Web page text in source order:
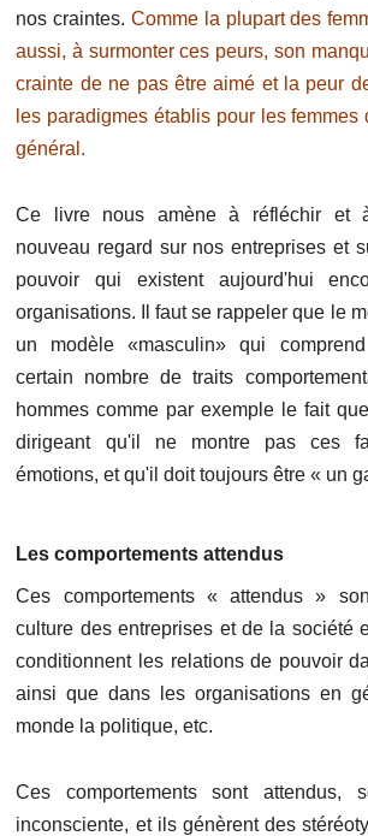
nos craintes.Comme la plupart des
aussi, à surmonter ces peurs, son
crainte de ne pas être aimé et la peur
les paradigmes établis pour les femmes
général.
Ce livre nous amène à réfléchir et
nouveau regard sur nos entreprises et
pouvoir qui existent aujourd'hui
organisations. Il faut se rappeler que le
un modèle «masculin» qui
certain nombre de traits
hommes comme par exemple le fait
dirigeant qu'il ne montre pas ces
émotions, et qu'il doit toujours être « un
Les comportements attendus
Ces comportements « attendus »
culture des entreprises et de la société
conditionnent les relations de pouvoir
ainsi que dans les organisations en
monde la politique, etc.
Ces comportements sont attendus,
inconsciente, et ils génèrent des